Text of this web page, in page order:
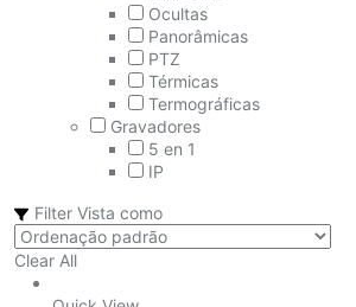
Ocultas
Panorâmicas
PTZ
Térmicas
Termográficas
Gravadores
5 en 1
IP
Filter Vista como
Clear All